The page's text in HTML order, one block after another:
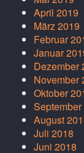
April 2019
März 2019
Februar
Januar
Dezember
November
Oktober
September
August
Juli 2018
Juni 2018